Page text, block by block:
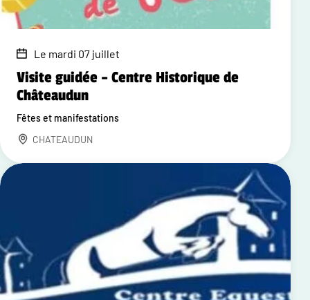
Le mardi 07 juillet
Visite guidée – Centre Historique de
Châteaudun
Fêtes et manifestations
CHATEAUDUN